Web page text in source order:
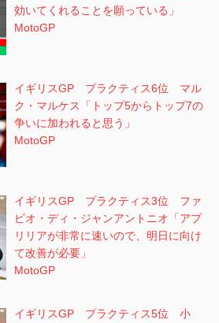
効いてくれることを願っている」
MotoGP
イギリスGP プラクティス6位 マル
ク・マルケス「トップ5からトップ7の
争いに加われると思う」
MotoGP
イギリスGP プラクティス3位 ファ
ビオ・ディ・ジャンアントニオ「アプ
リリアが非常に速いので、明日に向け
て改善が必要」
MotoGP
イギリスGP プラクティス5位 小